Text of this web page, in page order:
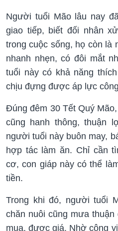
Người tuổi Mão lâu nay
giao tiếp, biết đối nhân
trong cuộc sống, họ còn là
nhanh nhẹn, có đôi mắt
tuổi này có khả năng
chịu đựng được áp lực
Đúng đêm 30 Tết Quý
cũng hanh thông, thuận
người tuổi này buôn may,
hợp tác làm ăn. Chỉ cần
cơ, con giáp này có thể
tiền.
Trong khi đó, người tuổi
chăn nuôi cũng mưa
mua, được giá. Nhờ công